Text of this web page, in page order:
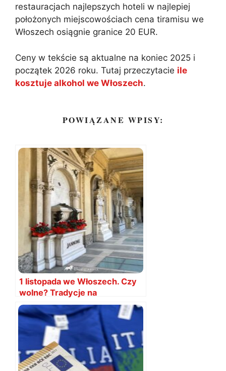
restauracjach najlepszych hoteli w najlepiej
położonych miejscowościach cena tiramisu we
Włoszech osiągnie granice 20 EUR.
Ceny w tekście są aktualne na koniec 2025 i
początek 2026 roku. Tutaj przeczytacie ile
kosztuje alkohol we Włoszech.
POWIĄZANE WPISY:
1 listopada we Włoszech. Czy
wolne? Tradycje na
Wszystkich Świętych